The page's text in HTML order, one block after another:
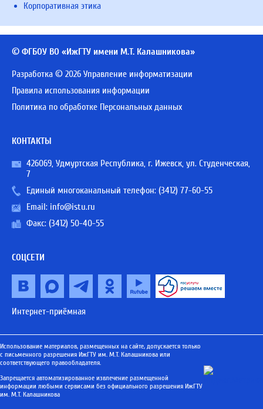
Корпоративная этика
© ФГБОУ ВО «ИжГТУ имени М.Т. Калашникова»
Разработка © 2026 Управление информатизации
Правила использования информации
Политика по обработке Персональных данных
КОНТАКТЫ
426069, Удмуртская Республика, г. Ижевск, ул. Студенческая,
7
Единый многоканальный телефон: (3412) 77-60-55
Email: info@istu.ru
Факс: (3412) 50-40-55
СОЦСЕТИ
Интернет-приёмная
Использование материалов, размещенных на сайте, допускается только
с письменного разрешения ИжГТУ им. М.Т. Калашникова или
соответствующего правообладателя.
Запрещается автоматизированное извлечение размещенной
информации любыми сервисами без официального разрешения ИжГТУ
им. М.Т. Калашникова